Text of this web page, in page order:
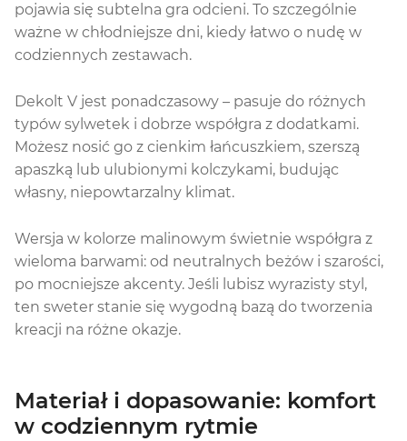
pojawia się subtelna gra odcieni. To szczególnie
ważne w chłodniejsze dni, kiedy łatwo o nudę w
codziennych zestawach.
Dekolt V jest ponadczasowy – pasuje do różnych
typów sylwetek i dobrze współgra z dodatkami.
Możesz nosić go z cienkim łańcuszkiem, szerszą
apaszką lub ulubionymi kolczykami, budując
własny, niepowtarzalny klimat.
Wersja w kolorze malinowym świetnie współgra z
wieloma barwami: od neutralnych beżów i szarości,
po mocniejsze akcenty. Jeśli lubisz wyrazisty styl,
ten sweter stanie się wygodną bazą do tworzenia
kreacji na różne okazje.
Materiał i dopasowanie: komfort
w codziennym rytmie